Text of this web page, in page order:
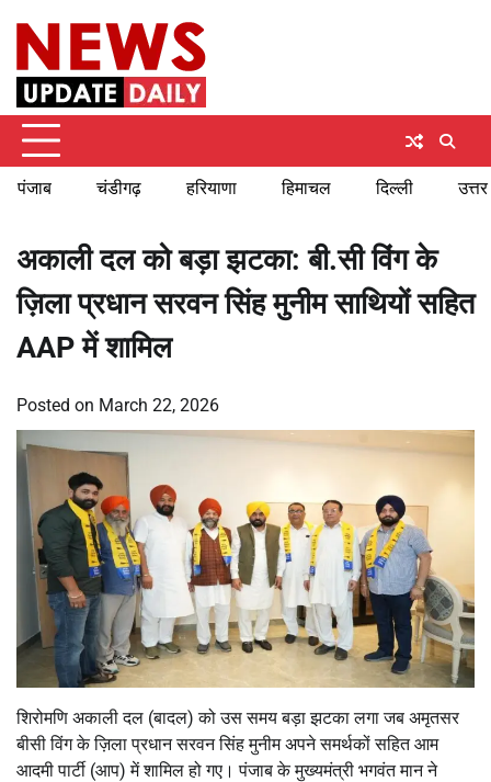
content
पंजाब चंडीगढ़ हरियाणा हिमाचल दिल्ली
अकाली दल को बड़ा झटका: बी.सी विंग के
ज़िला प्रधान सरवन सिंह मुनीम साथियों सहित
AAP में शामिल
Posted on March 22, 2026
शिरोमणि अकाली दल (बादल) को उस समय बड़ा झटका लगा जब अमृतसर
बीसी विंग के ज़िला प्रधान सरवन सिंह मुनीम अपने समर्थकों सहित आम
आदमी पार्टी (आप) में शामिल हो गए। पंजाब के मुख्यमंत्री भगवंत मान ने